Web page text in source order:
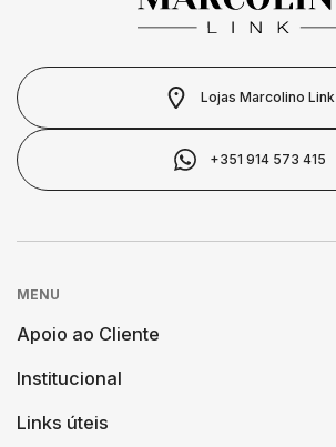
SWATCH
TAG HEUER
TECHNOMARINE
TOMMY HILFIGER
Lojas Marcolino Link
+351 914 573 415
MENU
Apoio ao Cliente
FAQs
Encomendas e Envios
Institucional
História
Links úteis